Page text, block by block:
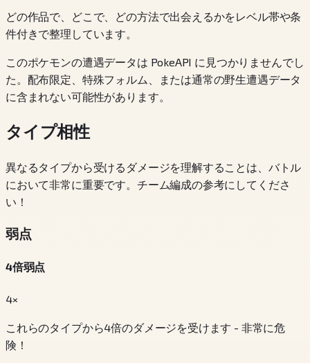
どの作品で、どこで、どの方法で出会えるかをレベル帯や条
件付きで整理しています。
このポケモンの遭遇データは PokeAPI に見つかりませんでし
た。配布限定、特殊フォルム、または通常の野生遭遇データ
に含まれない可能性があります。
タイプ相性
異なるタイプから受けるダメージを理解することは、バトル
において非常に重要です。チーム編成の参考にしてくださ
い！
弱点
4倍弱点
4×
これらのタイプから4倍のダメージを受けます - 非常に危
険！